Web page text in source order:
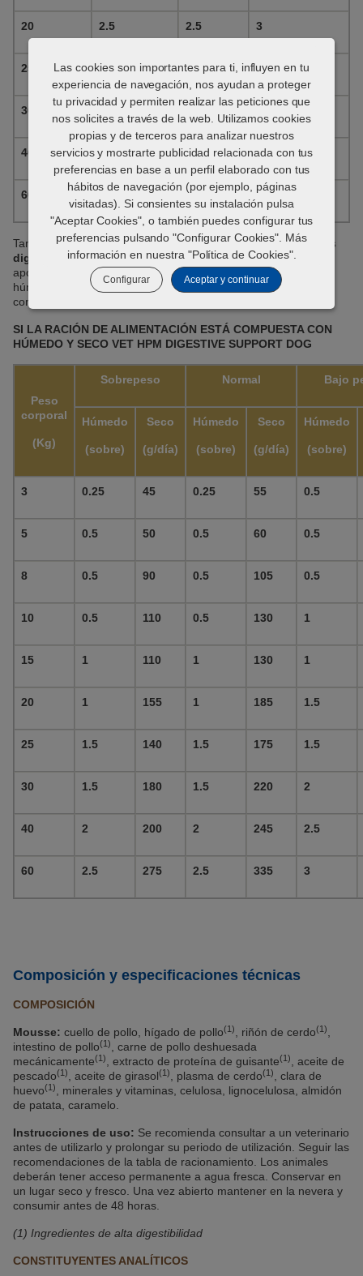
20 2.5 2.5 3
25 3 3 3.5
30
40 4 4 5
60 5 5.5 6.5
También es posible la alimentación mixta, combinando dietas
digestivas húmedas y secas Veterinary HPM. Proponemos
aportar alrededor del 50% de la energía necesaria con dietas
húmedas y el 50% con dietas secas, pero todas las
combinaciones son posibles según el caso individual.
SI LA RACIÓN DE ALIMENTACIÓN ESTÁ COMPUESTA CON
HÚMEDO Y SECO VET HPM DIGESTIVE SUPPORT DOG
Peso
corporal
(Kg)
Sobrepeso Normal Bajo
Húmedo
(sobre)
Seco
(g/día)
Húmedo
(sobre)
Seco
(g/día)
Húmedo
(sobre)
3 0.25 45 0.25 55 0.5
5 0.5 50 0.5 60 0.5
8 0.5 90 0.5 105 0.5
10 0.5 110 0.5 130 1
15 1 110 1 130 1
20 1 155 1 185 1.5
25 1.5 140 1.5 175 1.5
30 1.5 180 1.5 220 2
40 2 200 2 245 2.5
60 2.5 275 2.5 335 3
Composición y especificaciones técnicas
COMPOSICIÓN
Mousse: cuello de pollo, hígado de pollo(1) , riñón de cerdo(1)
intestino de pollo(1)
, carne de pollo deshuesada
mecánicamente(1) , extracto de proteína de guisante(1)
, aceite de
pescado(1) , aceite de girasol(1) , plasma de cerdo(1)
, clara de
huevo(1)
, minerales y vitaminas, celulosa, lignocelulosa, almidón
de patata, caramelo.
Instrucciones de uso: Se recomienda consultar a un veterinario
antes de utilizarlo y prolongar su periodo de utilización. Seguir las
recomendaciones de la tabla de racionamiento. Los animales
deberán tener acceso permanente a agua fresca. Conservar en
un lugar seco y fresco. Una vez abierto mantener en la nevera y
consumir antes de 48 horas.
(1) Ingredientes de alta digestibilidad
CONSTITUYENTES ANALÍTICOS
Las cookies son importantes para ti, influyen en tu
experiencia de navegación, nos ayudan a proteger
tu privacidad y permiten realizar las peticiones que
nos solicites a través de la web. Utilizamos cookies
propias y de terceros para analizar nuestros
servicios y mostrarte publicidad relacionada con tus
preferencias en base a un perfil elaborado con tus
hábitos de navegación (por ejemplo, páginas
visitadas). Si consientes su instalación pulsa
"Aceptar Cookies", o también puedes configurar tus
preferencias pulsando "Configurar Cookies". Más
información en nuestra "Política de Cookies".
Configurar Aceptar y continuar